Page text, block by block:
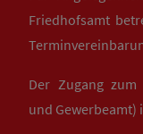
Friedhofsamt
Der Zugang zum
und